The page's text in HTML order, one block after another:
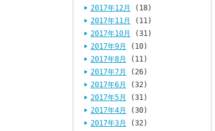
2017年12月
(18)
2017年11月
(11)
2017年10月
(31)
2017年9月
(10)
2017年8月
(11)
2017年7月
(26)
2017年6月
(32)
2017年5月
(31)
2017年4月
(30)
2017年3月
(32)